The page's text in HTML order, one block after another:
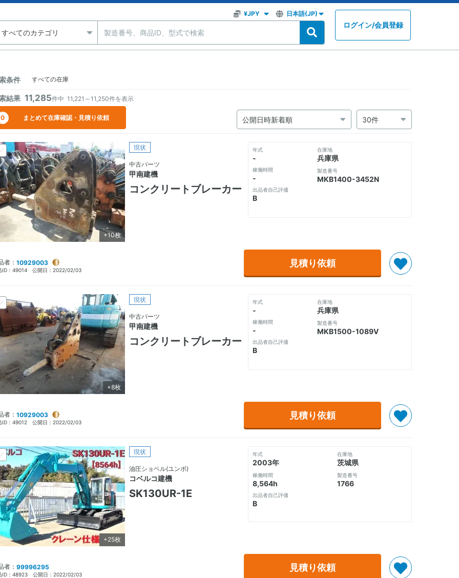
ログイン/会員登録
条件 すべての在庫
0 まとめて在庫確認・見積り依頼
結果 11,285件中 11,221～11,250件を表示
+10枚
現状
中古パーツ
甲南建機
コンクリートブレーカー
年式
-
稼働時間
-
出品者自己評価
B
在庫地
兵庫県
製造番号
MKB1400-3452N
見積り依頼
者： 10929003
ID： 49014 公開日： 2022/02/03
+8枚
現状
中古パーツ
甲南建機
コンクリートブレーカー
年式
-
稼働時間
-
出品者自己評価
B
在庫地
兵庫県
製造番号
MKB1500-1089V
見積り依頼
者： 10929003
ID： 49012 公開日： 2022/02/03
+25枚
現状
油圧ショベル(ユンボ)
コベルコ建機
SK130UR-1E
年式
2003年
稼働時間
8,564h
出品者自己評価
B
在庫地
茨城県
製造番号
1766
見積り依頼
者： 99996295
ID： 48923 公開日： 2022/02/03